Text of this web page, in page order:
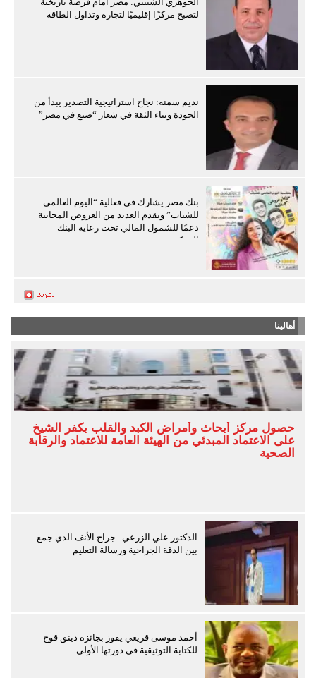
لتصبح مركزًا إقليميًا لتجارة وتداول الطاقة
نديم سمنه: نجاح استراتيجية التصدير يبدأ من
الجودة وبناء الثقة في شعار “صنع في مصر”
بنك مصر يشارك في فعالية “اليوم العالمي
للشباب” ويقدم العديد من العروض المجانية
دعمًا للشمول المالي تحت رعاية البنك
المركزي
أهالينا
حصول مركز أبحاث وأمراض الكبد والقلب بكفر الشيخ
على الاعتماد المبدئي من الهيئة العامة للاعتماد والرقابة
الصحية
الدكتور علي الزرعي.. جراح الأنف الذي جمع
بين الدقة الجراحية ورسالة التعليم
أحمد موسى قريعي يفوز بجائزة دينق قوج
للكتابة التوثيقية في دورتها الأولى